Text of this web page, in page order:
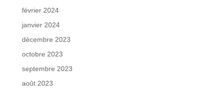
février 2024
janvier 2024
décembre 2023
octobre 2023
septembre 2023
août 2023